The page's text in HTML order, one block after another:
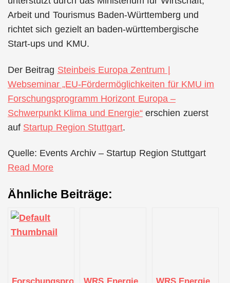
Arbeit und Tourismus Baden-Württemberg und
richtet sich gezielt an baden-württembergische
Start-ups und KMU.
Der Beitrag Steinbeis Europa Zentrum |
Webseminar „EU-Fördermöglichkeiten für KMU im
Forschungsprogramm Horizont Europa –
Schwerpunkt Klima und Energie“erschien zuerst
auf Startup Region Stuttgart.
Quelle: Events Archiv – Startup Region Stuttgart
Read More
Ähnliche Beiträge:
ForschungsprogrammWRS Energie WRS Energie